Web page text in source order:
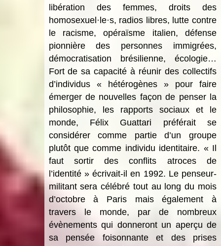
libération des femmes, droits des
homosexuel·le·s, radios libres, lutte contre
le racisme, opéraïsme italien, défense
pionnière des personnes immigrées,
démocratisation brésilienne, écologie…
Fort de sa capacité à réunir des collectifs
d’individus « hétérogènes » pour faire
émerger de nouvelles façon de penser la
philosophie, les rapports sociaux et le
monde, Félix Guattari préférait se
considérer comme partie d’un groupe
plutôt que comme individu identitaire. « Il
faut sortir des conflits atroces de
l’identité » écrivait-il en 1992. Le penseur-
militant sera célébré tout au long du mois
d’octobre à Paris mais également à
travers le monde, par de nombreux
évènements qui donneront un aperçu de
sa pensée foisonnante et des prises